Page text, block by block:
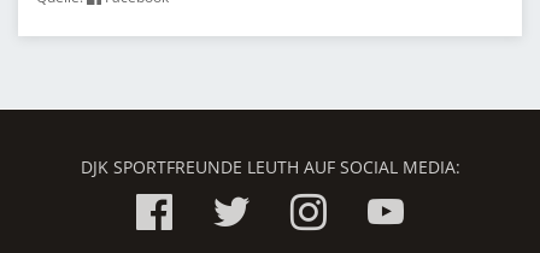
DJK SPORTFREUNDE LEUTH AUF SOCIAL MEDIA: